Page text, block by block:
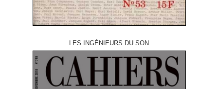
LES INGÉNIEURS DU SON